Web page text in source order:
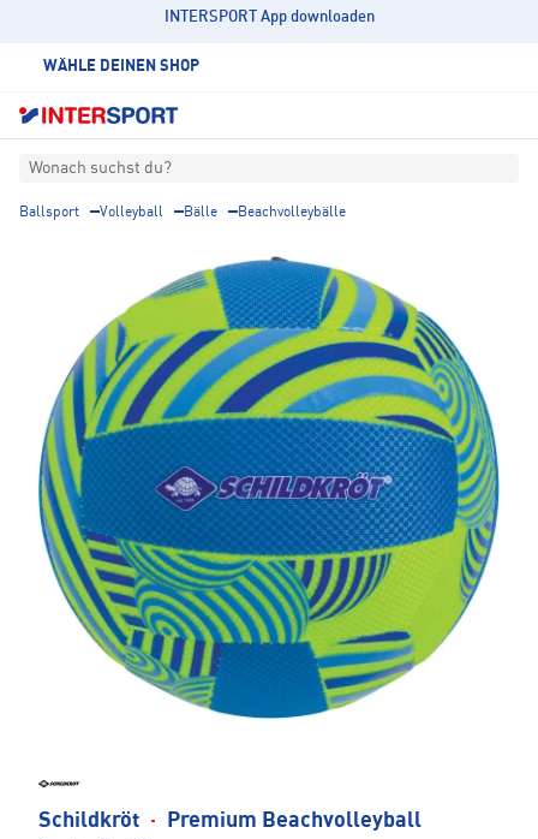
INTERSPORT App downloaden
WÄHLE DEINEN SHOP
Wonach suchst du?
Ballsport Volleyball Bälle Beachvolleybälle
Schildkröt · Premium Beachvolleyball